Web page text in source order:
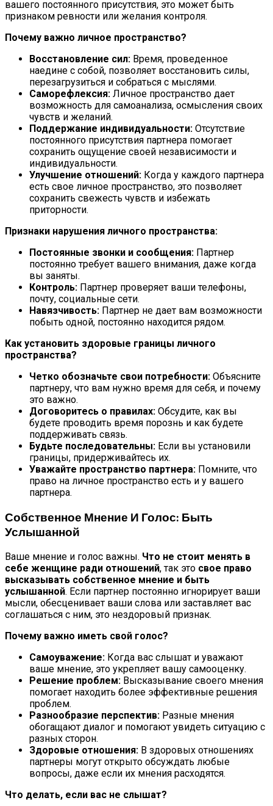
вашего постоянного присутствия, это может быть
признаком ревности или желания контроля.
Почему важно личное пространство?
Восстановление сил: Время, проведенное
наедине с собой, позволяет восстановить силы,
перезагрузиться и собраться с мыслями.
Саморефлексия: Личное пространство дает
возможность для самоанализа, осмысления своих
чувств и желаний.
Поддержание индивидуальности: Отсутствие
постоянного присутствия партнера помогает
сохранить ощущение своей независимости и
индивидуальности.
Улучшение отношений: Когда у каждого партнера
есть свое личное пространство, это позволяет
сохранить свежесть чувств и избежать
приторности.
Признаки нарушения личного пространства:
Постоянные звонки и сообщения: Партнер
постоянно требует вашего внимания, даже когда
вы заняты.
Контроль: Партнер проверяет ваши телефоны,
почту, социальные сети.
Навязчивость: Партнер не дает вам возможности
побыть одной, постоянно находится рядом.
Как установить здоровые границы личного
пространства?
Четко обозначьте свои потребности: Объясните
партнеру, что вам нужно время для себя, и почему
это важно.
Договоритесь о правилах: Обсудите, как вы
будете проводить время порознь и как будете
поддерживать связь.
Будьте последовательны: Если вы установили
границы, придерживайтесь их.
Уважайте пространство партнера: Помните, что
право на личное пространство есть и у вашего
партнера.
Собственное Мнение И Голос: Быть
Услышанной
Ваше мнение и голос важны. Что не стоит менять в
себе женщине ради отношений, так это свое право
высказывать собственное мнение и быть
услышанной. Если партнер постоянно игнорирует ваши
мысли, обесценивает ваши слова или заставляет вас
соглашаться с ним, это нездоровый признак.
Почему важно иметь свой голос?
Самоуважение: Когда вас слышат и уважают
ваше мнение, это укрепляет вашу самооценку.
Решение проблем: Высказывание своего мнения
помогает находить более эффективные решения
проблем.
Разнообразие перспектив: Разные мнения
обогащают диалог и помогают увидеть ситуацию с
разных сторон.
Здоровые отношения: В здоровых отношениях
партнеры могут открыто обсуждать любые
вопросы, даже если их мнения расходятся.
Что делать, если вас не слышат?